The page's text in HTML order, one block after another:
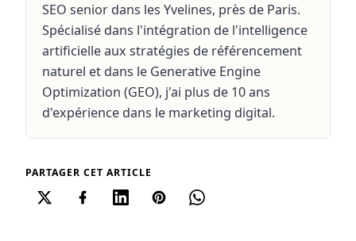
SEO senior dans les Yvelines, près de Paris.
Spécialisé dans l'intégration de l'intelligence
artificielle aux stratégies de référencement
naturel et dans le Generative Engine
Optimization (GEO), j'ai plus de 10 ans
d'expérience dans le marketing digital.
PARTAGER CET ARTICLE